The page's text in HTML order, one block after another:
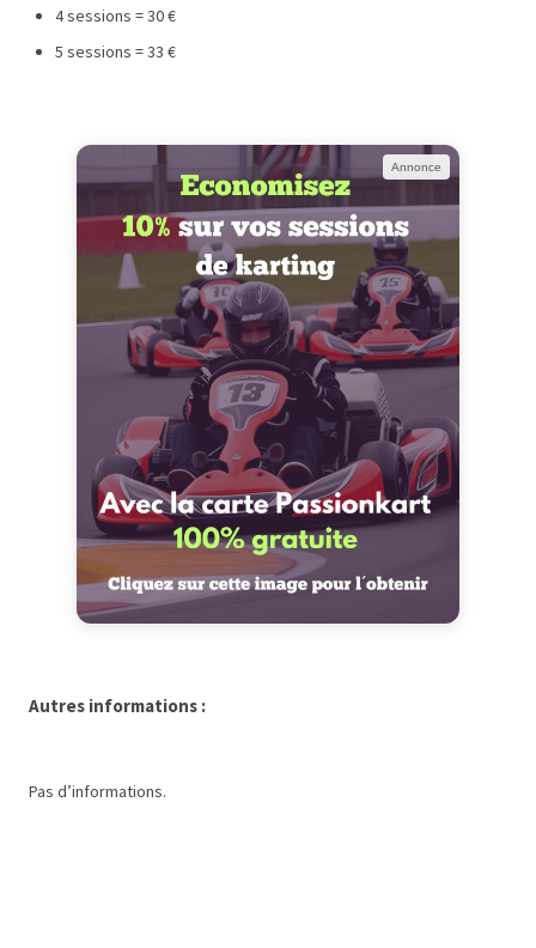
4 sessions = 30 €
5 sessions = 33 €
Annonce
Autres informations :
Pas d’informations.